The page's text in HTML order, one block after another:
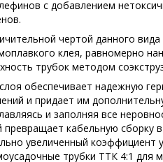
с добавлением
чертой данного
клея, равномерно
трубок методом
обеспечивает надежную
и придает им
и заполняя все
превращает кабельную сборку
увеличенный коэффициент
трубки ТТК 4:1 для